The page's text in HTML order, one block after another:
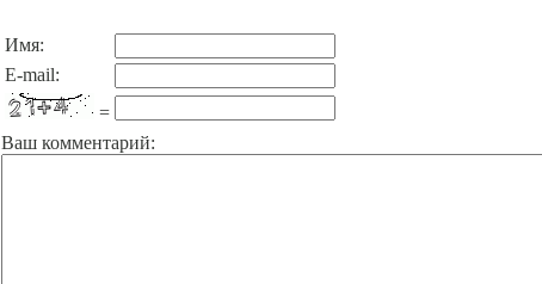
Имя:
E-mail:
=
Ваш комментарий: